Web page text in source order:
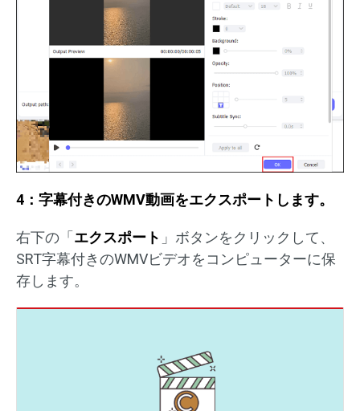
4：字幕付きのWMV動画をエクスポートします。
右下の「 エクスポート 」ボタンをクリックして、
SRT字幕付きのWMVビデオをコンピューターに保
存します。